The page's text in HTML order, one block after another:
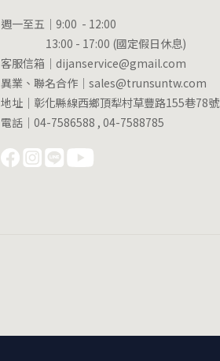
週一至五｜9:00 - 12:00
13:00 - 17:00 (國定假日休息)
客服信箱｜dijanservice@gmail.com
異業、聯名合作｜sales@trunsuntw.com
地址｜彰化縣線西鄉頂犁村草豐路155巷78號
電話｜04-7586588 , 04-7588785